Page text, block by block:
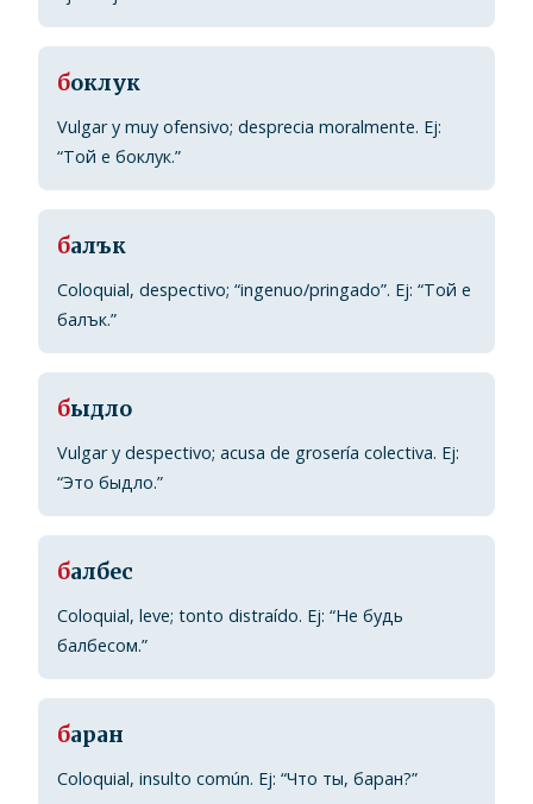
боклук
Vulgar y muy ofensivo; desprecia moralmente. Ej:
“Той е боклук.”
балък
Coloquial, despectivo; “ingenuo/pringado”. Ej: “Той е
балък.”
быдло
Vulgar y despectivo; acusa de grosería colectiva. Ej:
“Это быдло.”
балбес
Coloquial, leve; tonto distraído. Ej: “Не будь
балбесом.”
баран
Coloquial, insulto común. Ej: “Что ты, баран?”